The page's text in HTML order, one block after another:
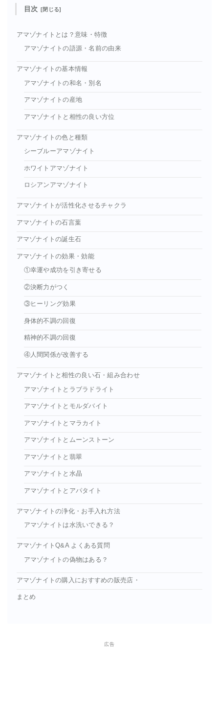
目次
アマゾナイトとは？意味・特徴
アマゾナイトの語源・名前の由来
アマゾナイトの基本情報
アマゾナイトの和名・別名
アマゾナイトの産地
アマゾナイトと相性の良い方位
アマゾナイトの色と種類
シーブルーアマゾナイト
ホワイトアマゾナイト
ロシアンアマゾナイト
アマゾナイトが活性化させるチャクラ
アマゾナイトの石言葉
アマゾナイトの誕生石
アマゾナイトの効果・効能
①幸運や成功を引き寄せる
②決断力がつく
③ヒーリング効果
身体的不調の回復
精神的不調の回復
④人間関係が改善する
アマゾナイトと相性の良い石・組み合わせ
アマゾナイトとラブラドライト
アマゾナイトとモルダバイト
アマゾナイトとマラカイト
アマゾナイトとムーンストーン
アマゾナイトと翡翠
アマゾナイトと水晶
アマゾナイトとアパタイト
アマゾナイトの浄化・お手入れ方法
アマゾナイトは水洗いできる？
アマゾナイトQ&A よくある質問
アマゾナイトの偽物はある？
アマゾナイトの購入におすすめの販売店・
まとめ
広告